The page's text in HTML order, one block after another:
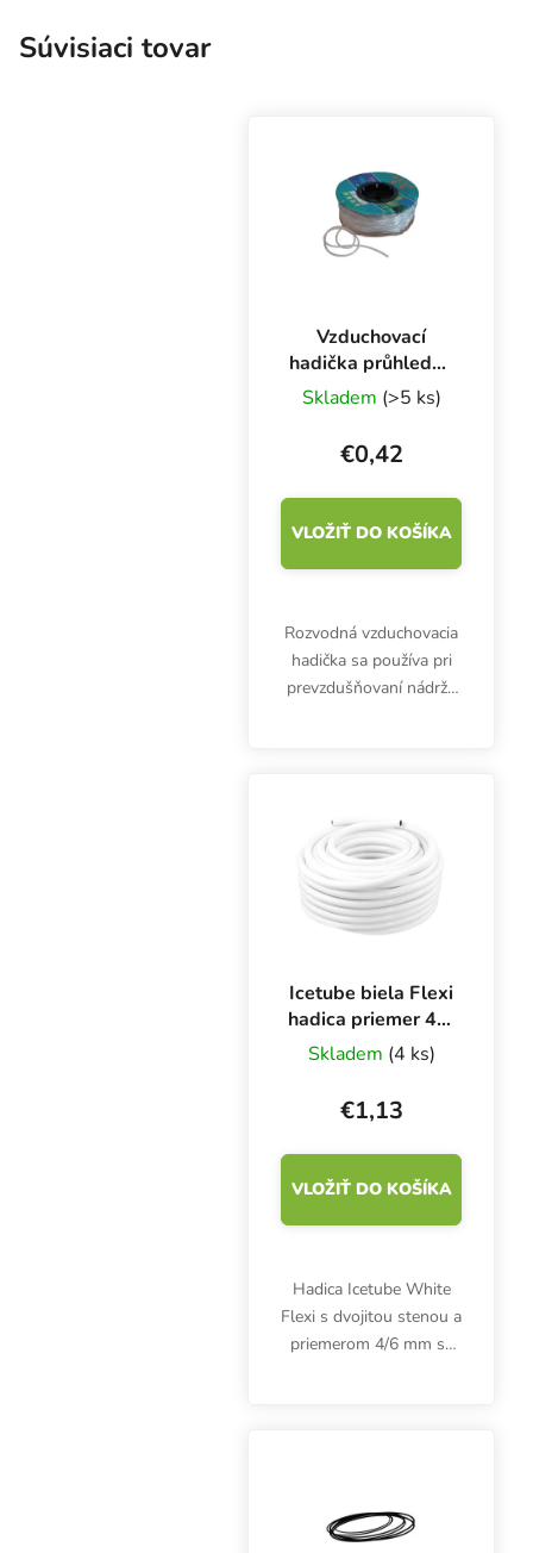
Súvisiaci tovar
Vzduchovací
hadička průhledná
4/6 mm, 1 m
Skladem (>5 ks)
€0,42
VLOŽIŤ DO KOŠÍKA
Rozvodná vzduchovacia
hadička sa používa pri
prevzdušňovaní nádrže
Icetube biela Flexi
hadica priemer 4/6
mm, 1 m
Skladem (4 ks)
€1,13
VLOŽIŤ DO KOŠÍKA
Hadica Icetube White
Flexi s dvojitou stenou a
priemerom 4/6 mm sa
zabraňuje...